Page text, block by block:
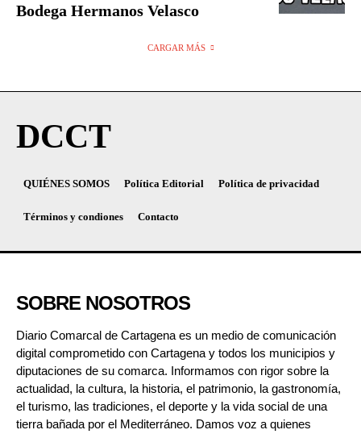
Bodega Hermanos Velasco
CARGAR MÁS
DCCT
QUIÉNES SOMOS Política Editorial Política de privacidad
Términos y condiones Contacto
SOBRE NOSOTROS
Diario Comarcal de Cartagena es un medio de comunicación
digital comprometido con Cartagena y todos los municipios y
diputaciones de su comarca. Informamos con rigor sobre la
actualidad, la cultura, la historia, el patrimonio, la gastronomía,
el turismo, las tradiciones, el deporte y la vida social de una
tierra bañada por el Mediterráneo. Damos voz a quienes